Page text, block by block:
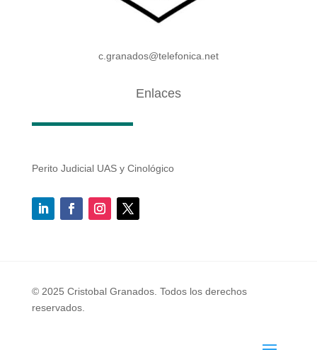
c.granados@telefonica.net
Enlaces
Perito Judicial UAS y Cinológico
© 2025 Cristobal Granados. Todos los derechos
reservados.